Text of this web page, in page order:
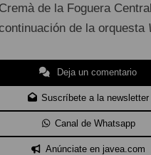
de la Foguera
de la orquesta
Deja un comentario
Suscríbete a la newsletter
Canal de Whatsapp
Anúnciate en javea.com